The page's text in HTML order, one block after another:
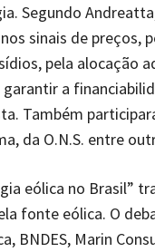
Segundo
sinais de preços,
pela alocação
a
Também
da O.N.S. entre
eólica no Brasil”
fonte eólica. O
BNDES, Marin